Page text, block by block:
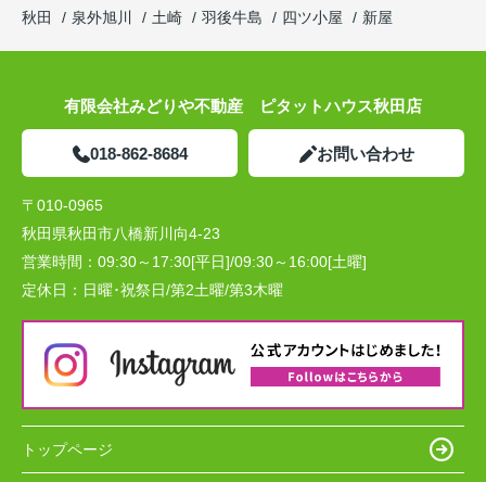
秋田
泉外旭川 土崎 羽後牛島 四ツ小屋 新屋
有限会社みどりや不動産 ピタットハウス秋田店
018-862-8684 お問い合わせ
〒010-0965
秋田県秋田市八橋新川向4-23
営業時間： 09:30～17:30[平日]/09:30～16:00[土曜]
定休日： 日曜･祝祭日/第2土曜/第3木曜
トップページ